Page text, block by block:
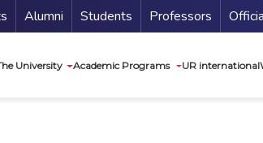
Secundario
Alumni Students Professors
University Academic Programs UR international